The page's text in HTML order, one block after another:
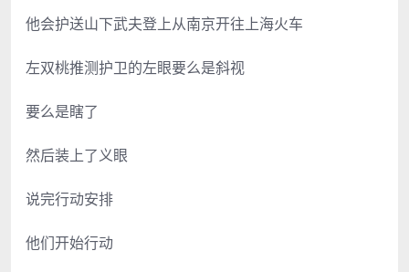
他会护送山下武夫登上从南京开往上海火车
左双桃推测护卫的左眼要么是斜视
要么是瞎了
然后装上了义眼
说完行动安排
他们开始行动